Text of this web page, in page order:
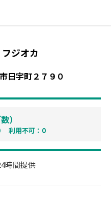
フジオカ
日宇町２７９０
）
利用不可：0
時間提供